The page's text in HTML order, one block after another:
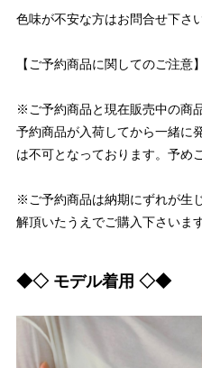
色味が不安な方はお問合せ下さい
【ご予約商品に関してのご注意】
※ご予約商品と現在販売中の商
予約商品が入荷してから一緒に
は不可となっております。予め
※ご予約商品は納期にずれが生
解頂いたうえでご購入下さいま
◆◇ モデル着用 ◇◆